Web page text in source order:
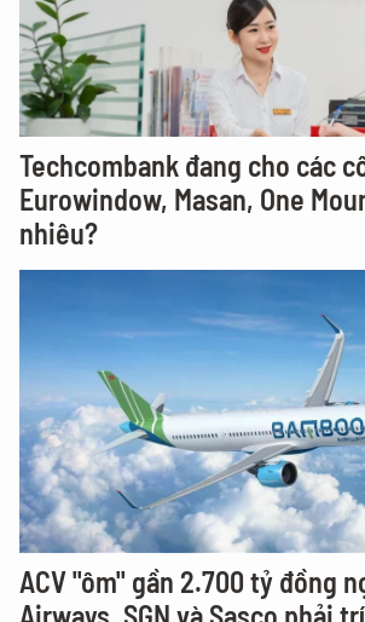
Techcombank đang cho các
Eurowindow, Masan, One
nhiêu?
ACV "ôm" gần 2.700 tỷ đồng